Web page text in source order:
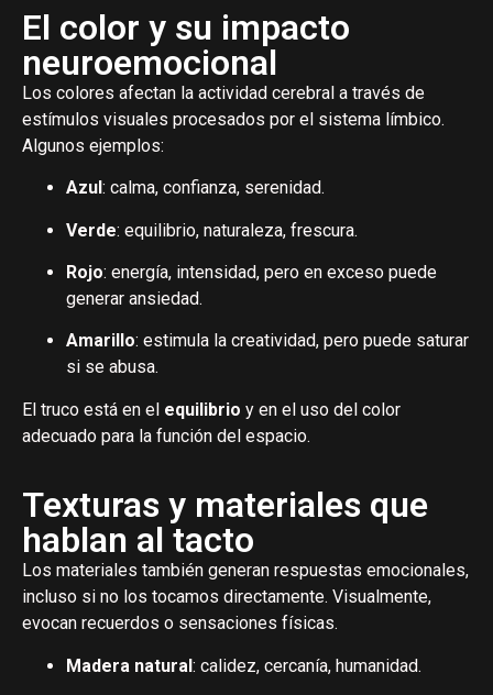
El color y su impacto
neuroemocional
Los colores afectan la actividad cerebral a través de
estímulos visuales procesados por el sistema límbico.
Algunos ejemplos:
Azul : calma, confianza, serenidad.
Verde: equilibrio, naturaleza, frescura.
Rojo: energía, intensidad, pero en exceso puede
generar ansiedad.
Amarillo: estimula la creatividad, pero puede saturar
si se abusa.
El truco está en el equilibrio y en el uso del color
adecuado para la función del espacio.
Texturas y materiales que
hablan al tacto
Los materiales también generan respuestas emocionales,
incluso si no los tocamos directamente. Visualmente,
evocan recuerdos o sensaciones físicas.
Madera natural: calidez, cercanía, humanidad.